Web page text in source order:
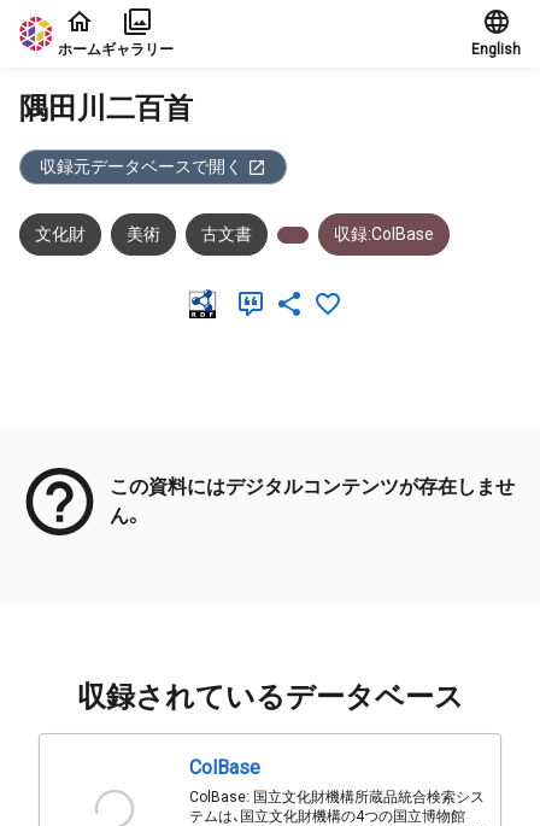
本文に飛ぶ
ホームギャラリー English
隅田川二百首
収録元データベースで開く
文化財 美術 古文書 収録:ColBase
この資料にはデジタルコンテンツが存在しませ
ん。
収録されているデータベース
ColBase
ColBase: 国立文化財機構所蔵品統合検索シス
テムは、国立文化財機構の4つの国立博物館